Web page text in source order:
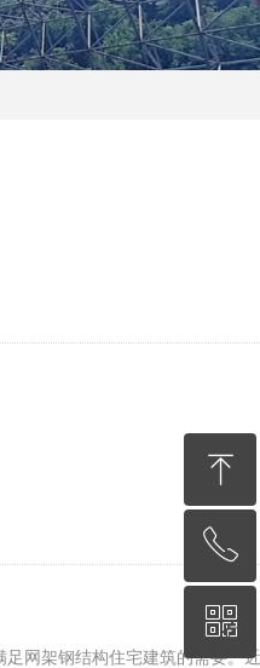
网架钢结构住宅建筑的需要。
ꁸ
回到顶部
ꂅ
13338973218
ꀥ